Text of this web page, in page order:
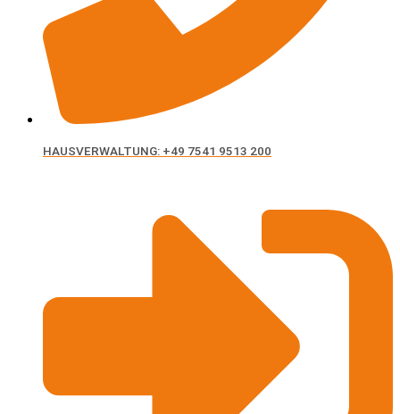
HAUSVERWALTUNG: +49 7541 9513 200